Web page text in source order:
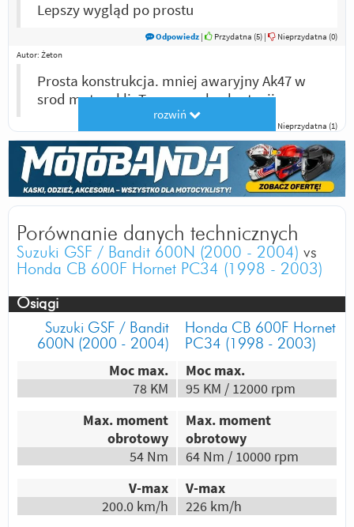
Lepszy wygląd po prostu
Odpowiedz | Przydatna (5) | Nieprzydatna (0)
Autor: Żeton
Prosta konstrukcja. mniej awaryjny Ak47 w
srod motocykli. Tanszy w eksploatacji
Nieprzydatna (1)
Autor:Damianik
Bandit! <3 Prowadząc ten motocykl
naprawdę masz wrażenie czegoś
niepokornego dużego mimo braku owiewek,
jest mega wygodny a zwłaszcza przy
szerokiej kierownicy, sama masa własna to
plus bo moto jest świetnie wyważone więc
jazda w zakrętach jest mega przyjemna,
niskie spalanie, bezawaryjność, niskie koszty
utrzymania i bezbłędny wygląd *_* Na tyle
polubiłem małego Bandita że myślę nad
1200 za 2 sezony póki co nie zamierzam go
na nić wymienić. Hornetka jest lekka
przyjemnie sie nią jeździ ale stanowczno za
mnie o wiele mniej przekonywujący a sama
moc jakoś dużo nie odstaje bandziorem gdy
śmigam z Hornetkami więc zdecydowanie
Odpowiedz| Przydatna (
rozwiń
Porównanie danych technicznych
Suzuki GSF / Bandit 600N (2000 - 2004) vs
Honda CB 600F Hornet PC34 (1998 - 2003)
Osiągi
Suzuki GSF / Bandit
600N (2000 - 2004)
Honda CB 600F Hornet
PC34 (1998 - 2003)
Moc max.
78 KM
95 KM / 12000 rpm
Moc max.
Max. moment
obrotowy
54 Nm
64 Nm / 10000 rpm
Max. moment
obrotowy
V-max
200.0 km/h
226 km/h
V-max